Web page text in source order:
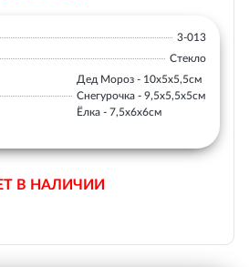
3-013
Стекло
Дед Мороз - 10х5х5,5см
Снегурочка - 9,5х5,5х5см
Ёлка - 7,5х6х6см
В НАЛИЧИИ